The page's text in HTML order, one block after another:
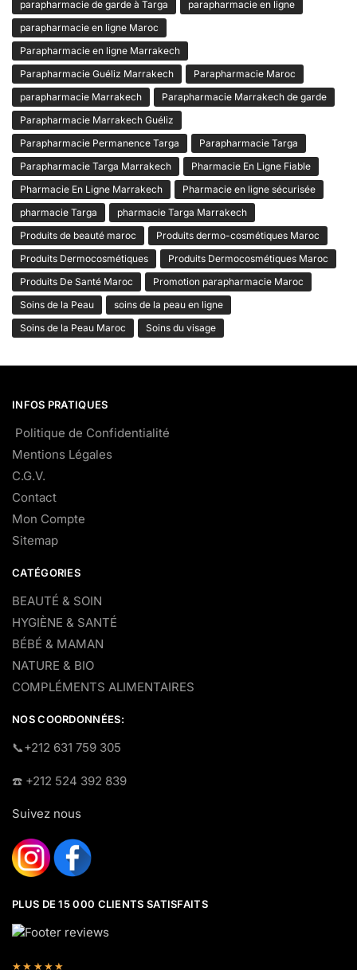
parapharmacie de garde à Targa
parapharmacie en ligne
parapharmacie en ligne Maroc
Parapharmacie en ligne Marrakech
Parapharmacie Guéliz Marrakech
Parapharmacie Maroc
parapharmacie Marrakech
Parapharmacie Marrakech de garde
Parapharmacie Marrakech Guéliz
Parapharmacie Permanence Targa
Parapharmacie Targa
Parapharmacie Targa Marrakech
Pharmacie En Ligne Fiable
Pharmacie En Ligne Marrakech
Pharmacie en ligne sécurisée
pharmacie Targa
pharmacie Targa Marrakech
Produits de beauté maroc
Produits dermo-cosmétiques Maroc
Produits Dermocosmétiques
Produits Dermocosmétiques Maroc
Produits De Santé Maroc
Promotion parapharmacie Maroc
Soins de la Peau
soins de la peau en ligne
Soins de la Peau Maroc
Soins du visage
INFOS PRATIQUES
Politique de Confidentialité
Mentions Légales
C.G.V.
Contact
Mon Compte
Sitemap
CATÉGORIES
BEAUTÉ & SOIN
HYGIÈNE & SANTÉ
BÉBÉ & MAMAN
NATURE & BIO
COMPLÉMENTS ALIMENTAIRES
NOS COORDONNÉES:
​📞+212 631 759 305
☎️​ +212 524 392 839
Suivez nous
PLUS DE 15 000 CLIENTS SATISFAITS
★★★★★